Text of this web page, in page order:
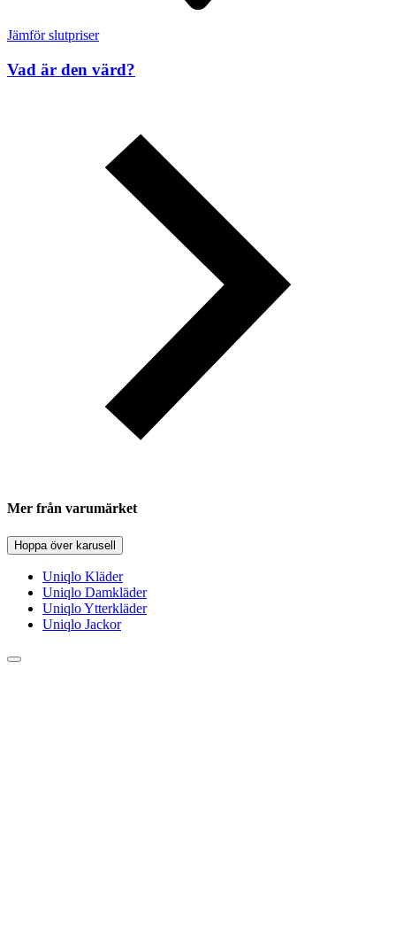
Jämför slutpriser
Vad är den värd?
Mer från varumärket
Hoppa över karusell
Uniqlo Kläder
Uniqlo Damkläder
Uniqlo Ytterkläder
Uniqlo Jackor